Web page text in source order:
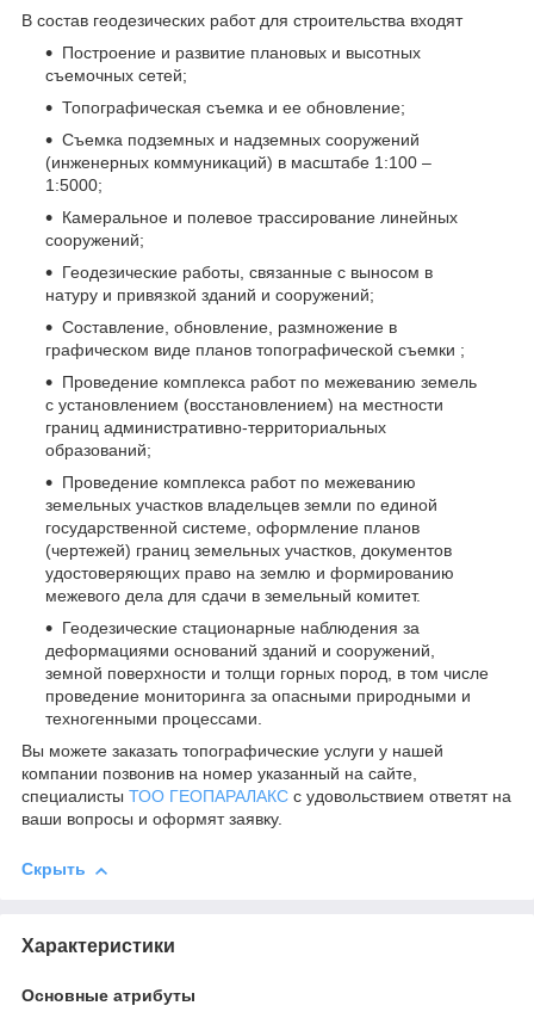
В состав геодезических работ для строительства входят
Построение и развитие плановых и высотных
съемочных сетей;
Топографическая съемка и ее обновление;
Съемка подземных и надземных сооружений
(инженерных коммуникаций) в масштабе 1:100 –
1:5000;
Камеральное и полевое трассирование линейных
сооружений;
Геодезические работы, связанные с выносом в
натуру и привязкой зданий и сооружений;
Составление, обновление, размножение в
графическом виде планов топографической съемки ;
Проведение комплекса работ по межеванию земель
с установлением (восстановлением) на местности
границ административно-территориальных
образований;
Проведение комплекса работ по межеванию
земельных участков владельцев земли по единой
государственной системе, оформление планов
(чертежей) границ земельных участков, документов
удостоверяющих право на землю и формированию
межевого дела для сдачи в земельный комитет.
Геодезические стационарные наблюдения за
деформациями оснований зданий и сооружений,
земной поверхности и толщи горных пород, в том числе
проведение мониторинга за опасными природными и
техногенными процессами.
Вы можете заказать топографические услуги у нашей
компании позвонив на номер указанный на сайте,
специалисты ТОО ГЕОПАРАЛАКС с удовольствием ответят на
ваши вопросы и оформят заявку.
Скрыть
Характеристики
Основные атрибуты